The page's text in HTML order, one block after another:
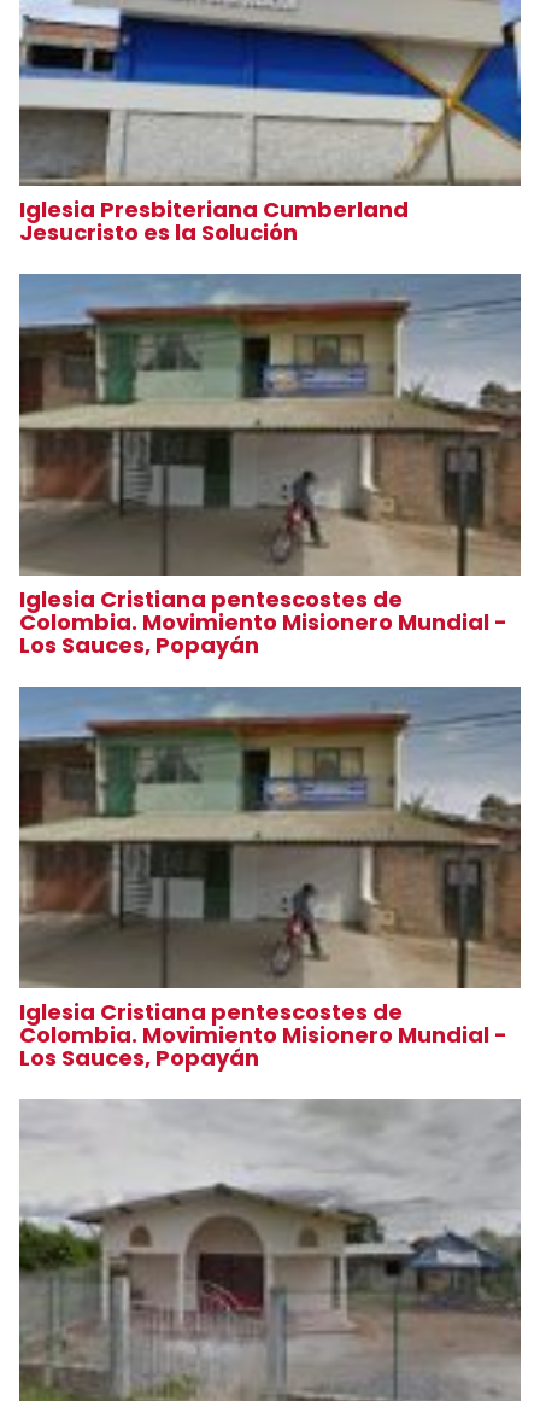
Iglesia Presbiteriana Cumberland
Jesucristo es la Solución
Iglesia Cristiana pentescostes de
Colombia. Movimiento Misionero Mundial -
Los Sauces, Popayán
Iglesia Cristiana pentescostes de
Colombia. Movimiento Misionero Mundial -
Los Sauces, Popayán